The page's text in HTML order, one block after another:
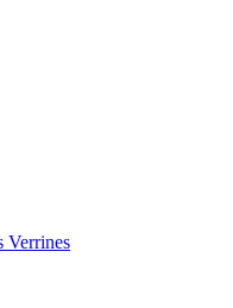
Verrines